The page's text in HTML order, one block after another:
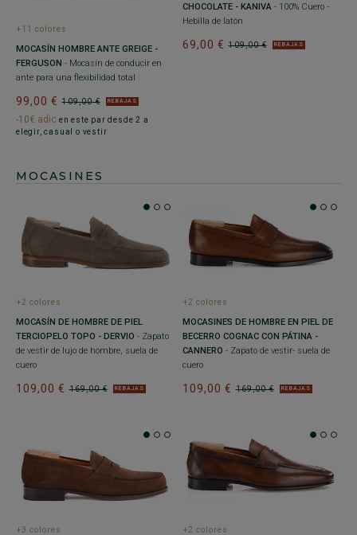
+11 colores
MOCASÍN HOMBRE ANTE GREIGE -
FERGUSON - Mocasín de conducir en
ante para una flexibilidad total
109,00 €
99,00 € REBAJAS
-10€ adic en este par desde 2 a
elegir, casual o vestir
CHOCOLATE - KANIVA - 100% Cuero -
Hebilla de latón
109,00 €
69,00 € REBAJAS
MOCASINES
+2 colores
MOCASÍN DE HOMBRE DE PIEL
TERCIOPELO TOPO - DERVIO - Zapato
de vestir de lujo de hombre, suela de
cuero
169,00 €
109,00 € REBAJAS
+2 colores
MOCASINES DE HOMBRE EN PIEL DE
BECERRO COGNAC CON PÁTINA -
CANNERO - Zapato de vestir- suela de
cuero
169,00 €
109,00 € REBAJAS
+3 colores +2 colores